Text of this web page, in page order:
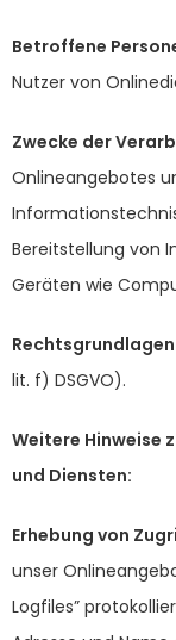
Betroffene
Nutzer von
Zwecke der
Onlineangebotes
Bereitstellung von
Geräten wie
lit. f) DSGVO).
Weitere Hinweise
und Diensten:
Erhebung von
unser
Logfiles”